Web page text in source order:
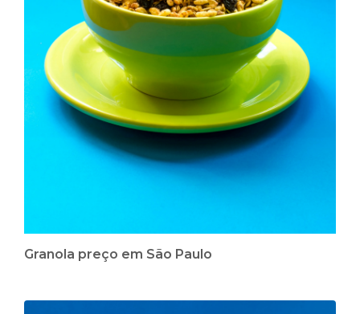
Granola preço em São Paulo